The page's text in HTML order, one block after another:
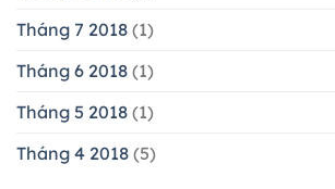
Tháng 7 2018 (1)
Tháng 6 2018 (1)
Tháng 5 2018 (1)
Tháng 4 2018 (5)